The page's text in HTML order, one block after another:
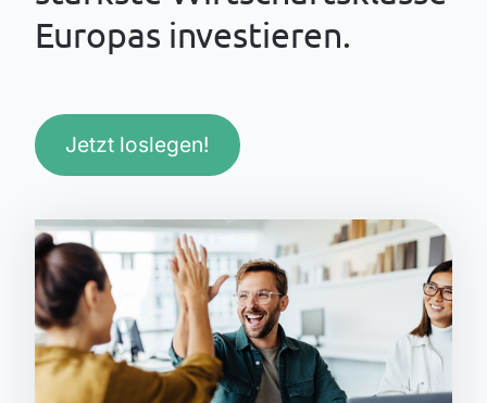
Europas investieren.
Jetzt loslegen!